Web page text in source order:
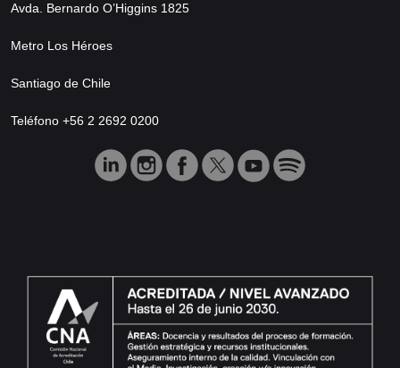
Avda. Bernardo O’Higgins 1825
Metro Los Héroes
Santiago de Chile
Teléfono +56 2 2692 0200